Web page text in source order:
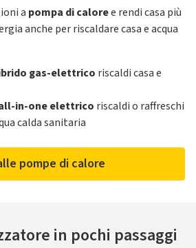
a pompa di caloree rendi casa più
anche per riscaldare casa e acqua
gas-elettrico riscaldi casa e
in-one elettrico riscaldi o raffreschi
calda sanitaria
pompe di calore
in pochi passaggi